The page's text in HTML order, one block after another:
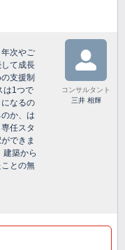
次やご
て成長
支援制
は1つで
なるの
か、は
任スタ
できま
建築から
との無
コンサルタント
三井 相輝